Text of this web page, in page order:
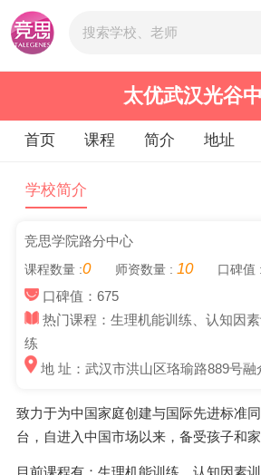
太优武汉光谷
首页 课程 简介 地址
学校简介
竞思学院路分中心
课程数量 :0 师资数量 : 10 口碑值 :
口碑值：675
热门课程：生理机能训练、认知因
练
地 址：武汉市洪山区珞瑜路889号融
致力于为中国家庭创建与国际先进标准
台，自进入中国市场以来，备受孩子和家